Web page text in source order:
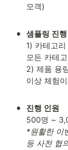
모객)
•
1) 카테고
모든 카테
2) 제품 용
이상 체험
•
*원활한 이
등 사전 협